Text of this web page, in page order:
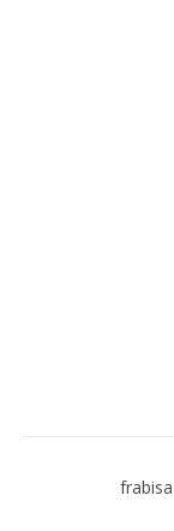
frabisa